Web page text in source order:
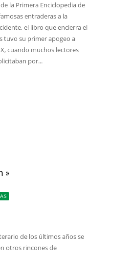
la Primera Enciclopedia de
entraderas a la
el libro que encierra el
tuvo su primer apogeo a
cuando muchos lectores
por...
»
de los últimos años se
otros rincones de